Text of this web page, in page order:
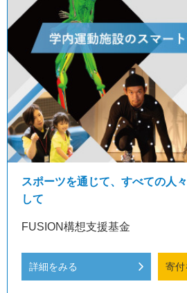
スポーツを通じて、すべての人
して
FUSION構想支援基金
詳細をみる 寄付